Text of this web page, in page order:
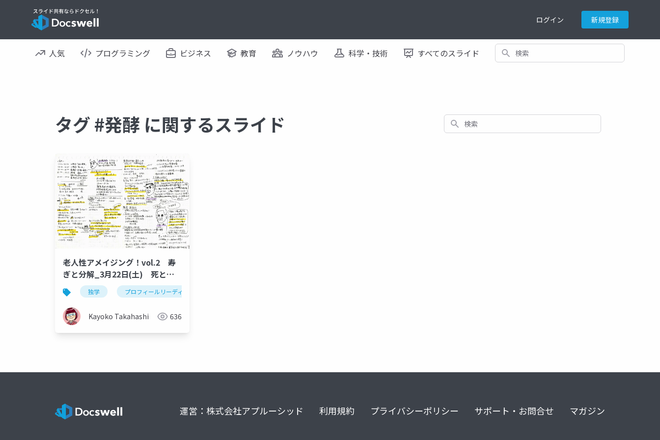
ログイン 新規登録
人気 プログラミング ビジネス 教育 ノウハウ 科学・技術 すべてのスライド 検索
タグ #発酵 に関するスライド 検索
老人性アメイジング！vol.2 寿
ぎと分解_3月22日(土) 死と分
解
独学 プロフィールリーディング
Kayoko Takahashi 636
運営：株式会社アプルーシッド 利用規約 プライバシーポリシー サポート・お問合せ マガジン